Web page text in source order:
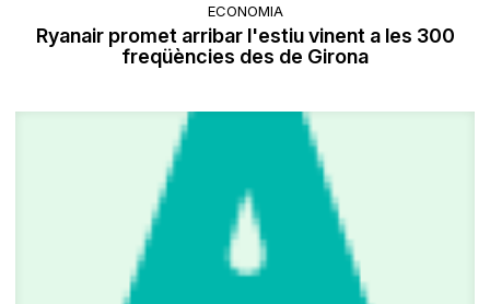
ECONOMIA
Ryanair promet arribar l'estiu vinent a les 300
freqüències des de Girona